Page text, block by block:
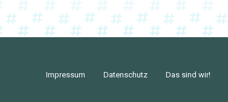
Impressum Datenschutz Das sind wir!